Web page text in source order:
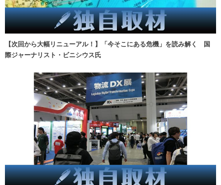
【次回から大幅リニューアル！】「今そこにある危機」を読み解く 国
際ジャーナリスト・ビニシウス氏